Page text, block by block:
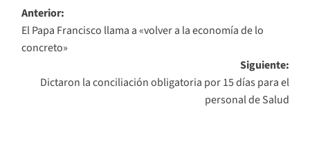
Navegación
de
entradas
Anterior:
El Papa Francisco llama a «volver a la economía de lo
concreto»
Siguiente:
Dictaron la conciliación obligatoria por 15 días para el
personal de Salud